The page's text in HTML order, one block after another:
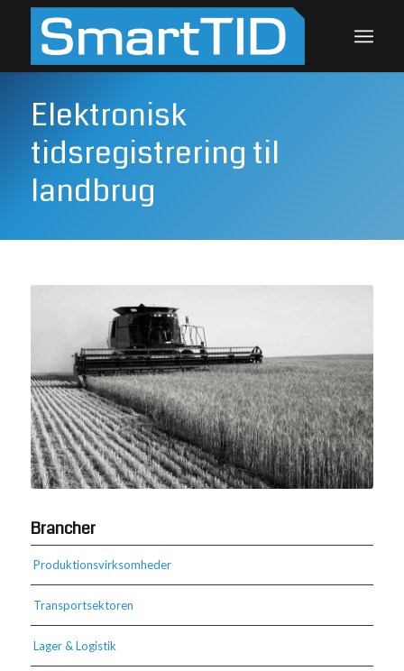
Elektronisk
tidsregistrering til
landbrug
Brancher
Produktionsvirksomheder
Transportsektoren
Lager & Logistik